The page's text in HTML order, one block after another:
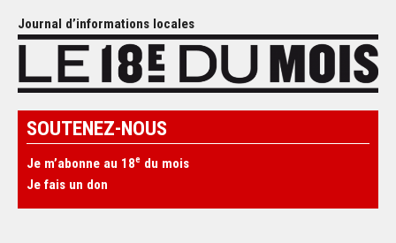
Journal d’informations locales
SOUTENEZ-NOUS
Je m’abonne au 18e du mois
Je fais un don